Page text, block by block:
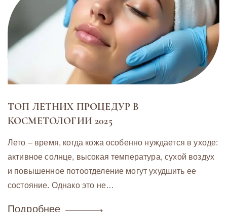
ТОП ЛЕТНИХ ПРОЦЕДУР В
КОСМЕТОЛОГИИ 2025
Лето – время, когда кожа особенно нуждается в уходе:
активное солнце, высокая температура, сухой воздух
и повышенное потоотделение могут ухудшить ее
состояние. Однако это не…
Подробнее